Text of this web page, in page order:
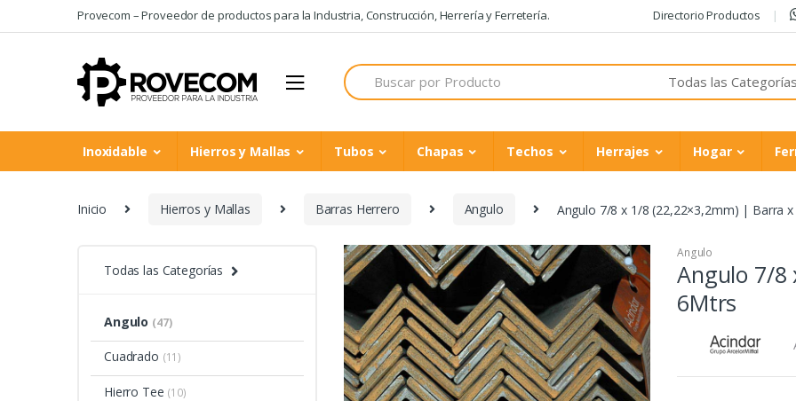
to
to
Provecom – Proveedor de productos para la Industria, Construcción, Herrería y Ferretería. Directorio Productos
Search
for:
Inoxidable Hierros y Mallas Tubos Chapas Techos Herrajes Hogar
Inicio Hierros y Mallas Barras Herrero Angulo Angulo 7/8 x 1/8 (22,22×3,2mm) | Barra
Angulo
Angulo 7/8
6Mtrs
Todas las Categorías
Angulo (47)
Cuadrado (11)
Hierro Tee (10)